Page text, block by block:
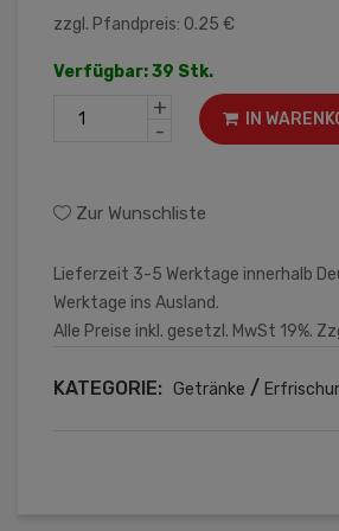
zzgl. Pfandpreis: 0.25 €
Verfügbar: 39 Stk.
+
-
IN
Zur Wunschliste
Lieferzeit 3-5 Werktage innerhalb
Werktage ins Ausland.
Alle Preise inkl. gesetzl. MwSt 19%.
KATEGORIE: Getränke /